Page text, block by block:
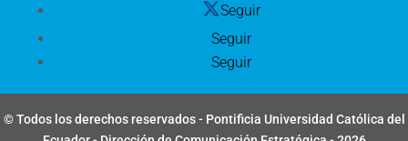
Seguir
Seguir
Seguir
© Todos los derechos reservados - Pontificia Universidad Católica del